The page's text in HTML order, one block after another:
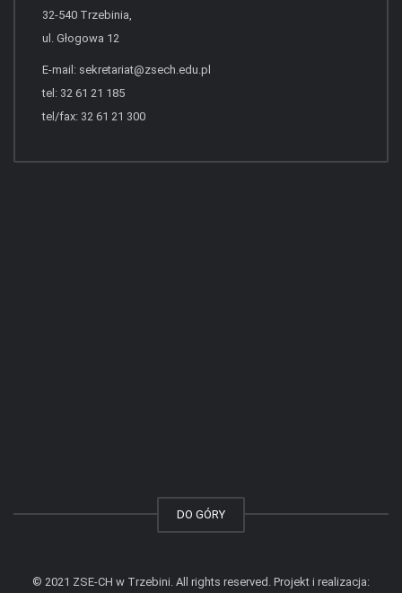
32-540 Trzebinia,
ul. Głogowa 12
E-mail: sekretariat@zsech.edu.pl
tel: 32 61 21 185
tel/fax: 32 61 21 300
DO GÓRY
© 2021 ZSE-CH w Trzebini. All rights reserved. Projekt i realizacja: